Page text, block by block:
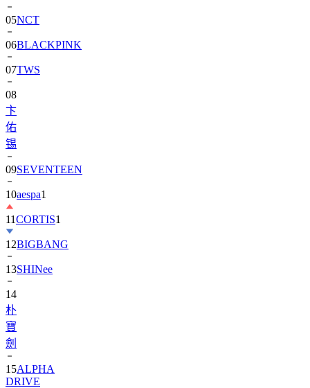
06BLACKPINK
07TWS
08
卞
佑
锡
09
10aespa1
11CORTIS
12BIGBANG
13SHINee
14
朴
寶
劍
15
DRIVE
ONE)1